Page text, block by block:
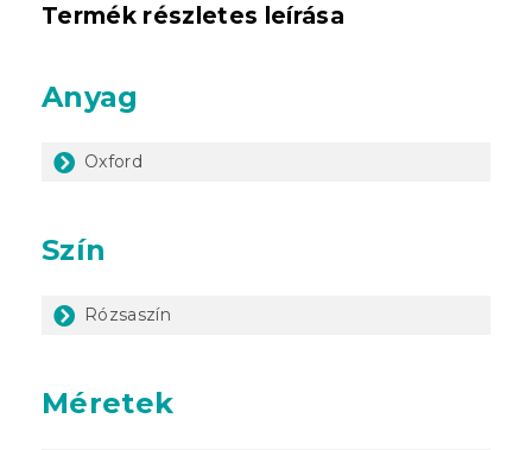
Termék részletes leírása
Anyag
Oxford
Szín
Rózsaszín
Méretek